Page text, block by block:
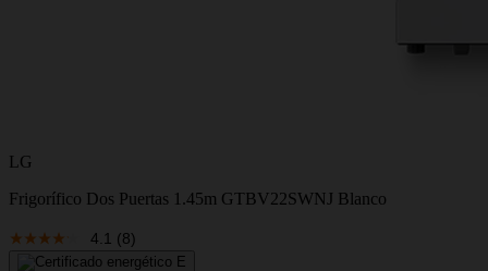
LG
Frigorífico Dos Puertas 1.45m GTBV22SWNJ Blanco
4.1 (8)